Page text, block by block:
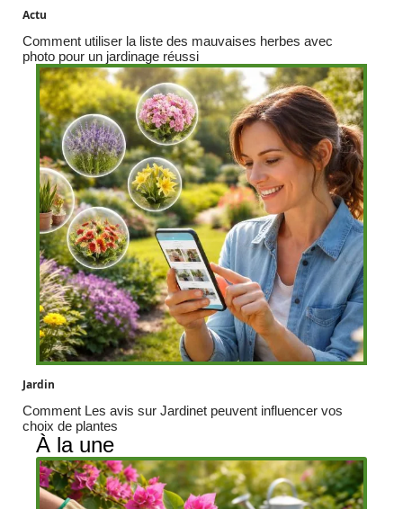
Actu
Comment utiliser la liste des mauvaises herbes avec
photo pour un jardinage réussi
Jardin
Comment Les avis sur Jardinet peuvent influencer vos
choix de plantes
À la une